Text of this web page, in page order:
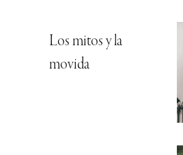
Los mitos y la
movida